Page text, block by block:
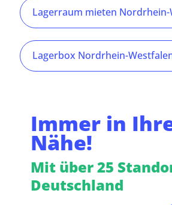
Lagerraum mieten Nordrhein-
Lagerbox Nordrhein-
Immer in
Nähe!
Mit über 25
Deutschland